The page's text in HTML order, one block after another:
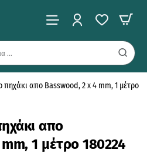
απο
1 μέτρο 180224
πηχάκι απο Basswood, 2 x 4 mm, 1 μέτρο